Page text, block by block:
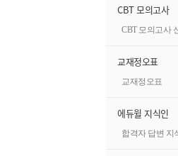
CBT 모의고사
CBT 모의고사
교재정오표
교재정오표
에듀윌 지식인
합격자 답변 지